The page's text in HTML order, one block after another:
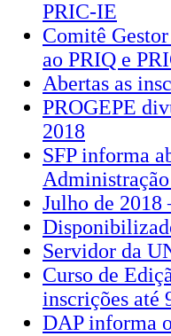
PRIC-IE
Comitê
ao PRIQ e
Abertas as
PROGEPE
2018
SFP informa
Julho de 2018
Servidor da
Curso de
inscrições até
DAP informa